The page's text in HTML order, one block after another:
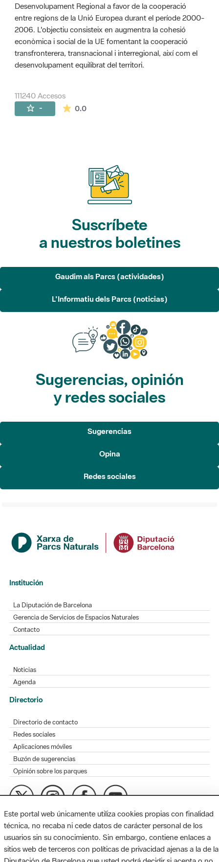
Desenvolupament Regional a favor de la cooperació
entre regions de la Unió Europea durant el període 2000-
2006. L'objectiu consisteix en augmentra la cohesió
econòmica i social de la UE fomentant la cooperació
transfronterera, transnacional i interregional, així com el
desenvolupament equilibrat del territori.
111240 Accesos
- 0.0La valoración media es de 0 estrellas de
Suscríbete
a nuestros boletines
Gaudim als Parcs (actividades)
L'Informatiu dels Parcs (noticias)
Sugerencias, opinión
y redes sociales
Sugerencias
Opina
Redes sociales
Institución
La Diputación de Barcelona
Gerencia de Servicios de Espacios Naturales
Contacto
Actualidad
Noticias
Agenda
Directorio
Directorio de contacto
Redes sociales
Aplicaciones móviles
Buzón de sugerencias
Opinión sobre los parques
MAPA WEB AVISO LEGAL ACCESIBILIDAD
Diputación de Barcelona. Edifici Llacuna, 1a planta. Badajoz, 49.
08005 Barcelona. Tel. 934 022 428 / xarxaparcs@diba.cat
Este portal web únicamente utiliza cookies propias con finalidad
técnica, no recaba ni cede datos de carácter personal de los
usuarios sin su conocimiento. Sin embargo, contiene enlaces a
sitios web de terceros con políticas de privacidad ajenas a la de la